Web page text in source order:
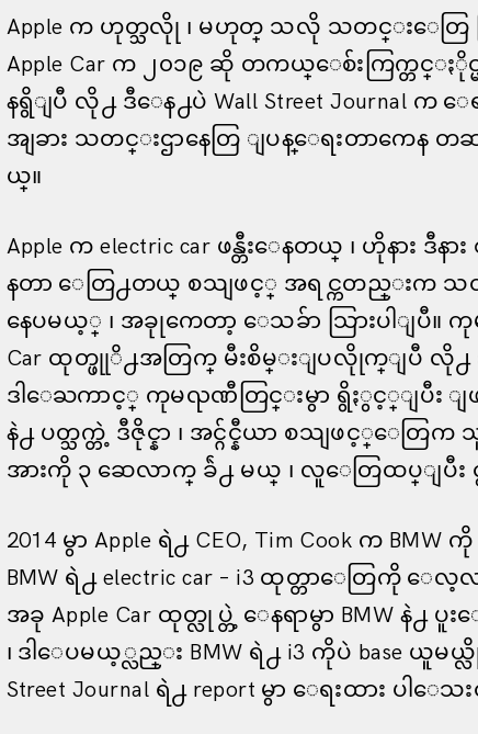
Apple က ဟုတ္သလိုု ၊ မဟုတ္ သလို သတင္းေတ
Apple Car က ၂၀၁၉ ဆို တကယ္ေစ်းကြက္တင္
နရွိျပီ လို႕ ဒီေန႕ပဲ Wall Street Journal က
အျခား သတင္းဌာနေတြ ျပန္ေရးတာကေန တ
ယ္။
Apple က electric car ဖန္တီးေနတယ္ ၊ ဟိုနား ဒီ
နတာ ေတြ႕တယ္ စသျဖင့္ အရင္ကတည္းက
နေပမယ့္ ၊ အခုုကေတာ့ ေသခ်ာ သြားပါျပီ။
Car ထုတ္ဖုုိ႕အတြက္ မီးစိမ္းျပလိုုက္ျပီ လို႕
ဒါေႀကာင့္ ကုမၺဏီတြင္းမွာ ရွိႏွင့္ျပီး ျဖစ္တဲ့
နဲ႕ ပတ္သက္တဲ့ ဒီဇိုင္နာ ၊ အင္ဂ်င္နီယာ စသျဖင့္ေတ
အားကို ၃ ဆေလာက္ ခ်ဲ႕ မယ္ ၊ လူေတြထပ္ျပီး ငွ
2014 မွာ Apple ရဲ႕ CEO, Tim Cook က BMW
BMW ရဲ႕ electric car – i3 ထုတ္တာေတြကို ေ
အခု Apple Car ထုတ္လုပ္တဲ့ ေနရာမွာ BMW နဲ႕ ပူ
၊ ဒါေပမယ့္လည္း BMW ရဲ႕ i3 ကိုပဲ base ယူမ
Street Journal ရဲ႕ report မွာ ေရးထား ပါေသ